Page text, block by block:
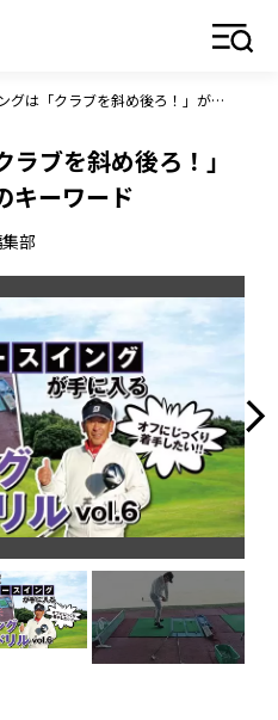
ダウンスイングは「クラブを斜め後ろ！」がシャロースイングのキーワード
ブを斜め後ろ！」
キーワード
部